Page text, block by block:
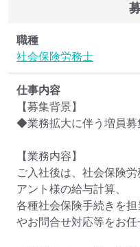
職種
社会保険労務士
仕事内容
【募集背景】
◆業務拡大に伴う増員募
【業務内容】
ご入社後は、社会保険
アント様の給与計算、
各種社会保険手続きを
やお問合せ対応等をお任